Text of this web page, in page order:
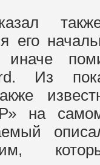
его
иначе
Из
на